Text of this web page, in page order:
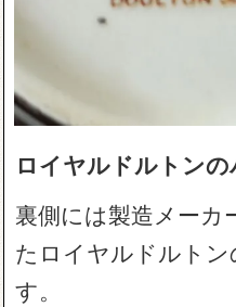
ロイヤルドルトン
裏側には製造メーカ
たロイヤルドルトン
す。